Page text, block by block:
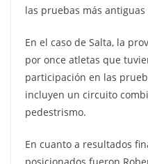
las pruebas más
En el caso de Salta, la
por once atletas que
participación en las
incluyen un circuito
pedestrismo.
En cuanto a resultados